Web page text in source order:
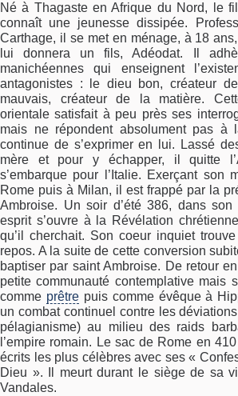
Né à Thagaste en Afrique du Nord, le
connaît une jeunesse dissipée.
Carthage, il se met en ménage, à 18
lui donnera un fils, Adéodat. Il
manichéennes qui enseignent
antagonistes : le dieu bon, créateur
mauvais, créateur de la matière.
orientale satisfait à peu près ses
mais ne répondent absolument pas à
continue de s’exprimer en lui. Lassé
mère et pour y échapper, il quitte
s’embarque pour l’Italie. Exerçant son
Rome puis à Milan, il est frappé par la
Ambroise. Un soir d’été 386, dans
esprit s’ouvre à la Révélation
qu’il cherchait. Son coeur inquiet
repos. A la suite de cette conversion
baptiser par saint Ambroise. De retour
petite communauté contemplative mais
comme prêtrepuis comme évêque à
un combat continuel contre les
pélagianisme) au milieu des raids
l’empire romain. Le sac de Rome en
écrits les plus célèbres avec ses «
Dieu ». Il meurt durant le siège de sa
Vandales.